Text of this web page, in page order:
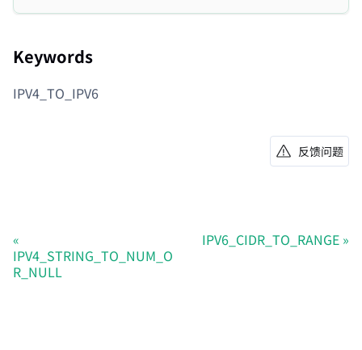
Keywords
IPV4_TO_IPV6
反馈问题
IPV4_STRING_TO_NUM_O
R_NULL
IPV6_CIDR_TO_RANGE